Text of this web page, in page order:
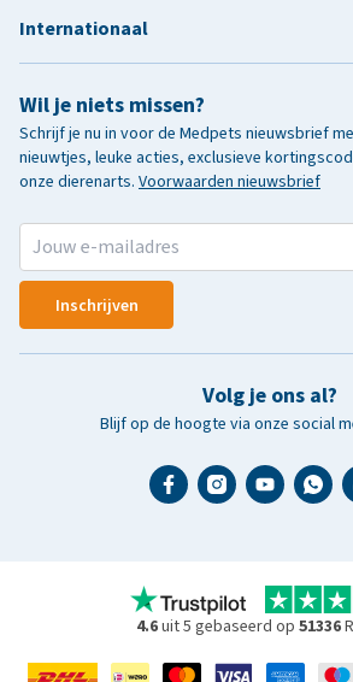
Wil je niets missen?
Schrijf je nu in voor de Medpets nieuwsbrief
nieuwtjes, leuke acties, exclusieve
onze dierenarts. Voorwaarden nieuwsbrief
Inschrijven
Volg je ons al?
Blijf op de hoogte via onze social
Internationaal
4.6uit 5 gebaseerd op 51336